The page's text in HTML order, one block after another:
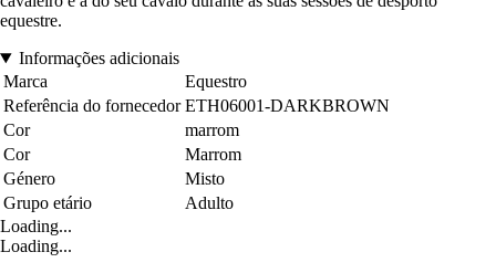
equestre.
Informações adicionais
Marca
Equestro
Referência do fornecedor ETH06001-DARKBROWN
Cor
marrom
Cor
Marrom
Género
Misto
Grupo etário
Adulto
Loading...
Loading...